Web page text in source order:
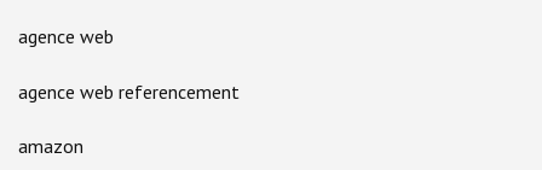
agence web
agence web referencement
amazon